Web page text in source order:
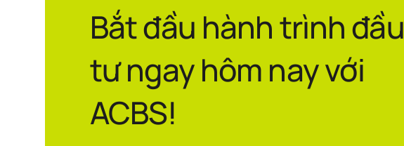
Bắt đầu hành trình đầu
tư ngay hôm nay với
ACBS!